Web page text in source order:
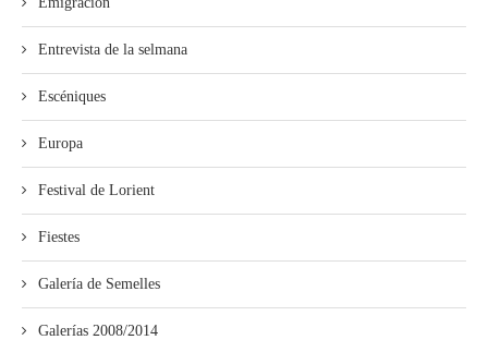
Entrevista de la selmana
Escéniques
Europa
Festival de Lorient
Fiestes
Galería de Semelles
Galerías 2008/2014